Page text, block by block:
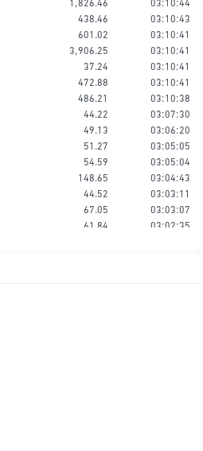
1,826.46
03:10:44
438.46
03:10:43
601.02
03:10:41
3,906.25
03:10:41
37.24
03:10:41
472.88
03:10:41
486.21
03:10:38
44.22
03:07:30
49.13
03:06:20
51.27
03:05:05
54.59
03:05:04
148.65
03:04:43
44.52
03:03:11
67.05
03:03:07
61.84
03:02:35